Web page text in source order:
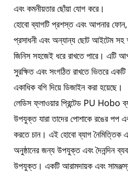
এবং কমনীয়তার ছোঁয়া যোগ করে।
হোবো ব্যাগটি প্রশস্ত এবং আপনার ফোন,
প্রসাধনী এবং অন্যান্য ছোট আইটেম
জিনিস সহজেই ধরে রাখতে পারে। এটি
সুরক্ষিত এবং সংগঠিত রাখতে ভিতরে
একাধিক বগি দিয়ে ডিজাইন করা হয়েছে।
লেডিস ফ্লাওয়ার প্রিন্টেড PU Hobo
উপযুক্ত যারা তাদের পোশাকে রঙের পপ
করতে চান। এই হোবো ব্যাগ নৈমিত্তিক
অনুষ্ঠানের জন্য উপযুক্ত এবং দৈনন্দিন
উপযুক্ত। একটি আরামদায়ক এবং